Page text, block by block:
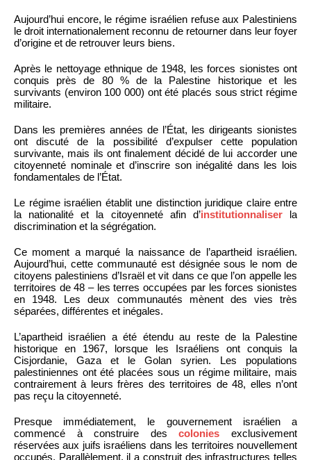
Aujourd’hui encore, le régime israélien refuse aux Palestiniens
le droit internationalement reconnu de retourner dans leur foyer
d’origine et de retrouver leurs biens.
Après le nettoyage ethnique de 1948, les forces sionistes ont
conquis près de 80 % de la Palestine historique et les
survivants (environ 100 000) ont été placés sous strict régime
militaire.
Dans les premières années de l’État, les dirigeants sionistes
ont discuté de la possibilité d’expulser cette population
survivante, mais ils ont finalement décidé de lui accorder une
citoyenneté nominale et d’inscrire son inégalité dans les lois
fondamentales de l’État.
Le régime israélien établit une distinction juridique claire entre
la nationalité et la citoyenneté afin d’institutionnaliserla
discrimination et la ségrégation.
Ce moment a marqué la naissance de l’apartheid israélien.
Aujourd’hui, cette communauté est désignée sous le nom de
citoyens palestiniens d’Israël et vit dans ce que l’on appelle les
territoires de 48 – les terres occupées par les forces sionistes
en 1948. Les deux communautés mènent des vies très
séparées, différentes et inégales.
L’apartheid israélien a été étendu au reste de la Palestine
historique en 1967, lorsque les Israéliens ont conquis la
Cisjordanie, Gaza et le Golan syrien. Les populations
palestiniennes ont été placées sous un régime militaire, mais
contrairement à leurs frères des territoires de 48, elles n’ont
pas reçu la citoyenneté.
Presque immédiatement, le gouvernement israélien a
commencé à construire descolonies exclusivement
réservées aux juifs israéliens dans les territoires nouvellement
occupés. Parallèlement, il a construit des infrastructures telles